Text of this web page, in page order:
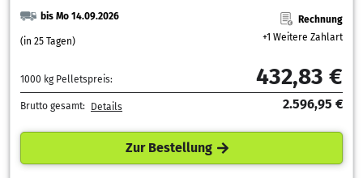
bis Mo 14.09.2026
(in 25 Tagen)
Rechnung
+1 Weitere Zahlart
1000 kg Pelletspreis: 432,83 €
Brutto gesamt: Details 2.596,95 €
Zur Bestellung